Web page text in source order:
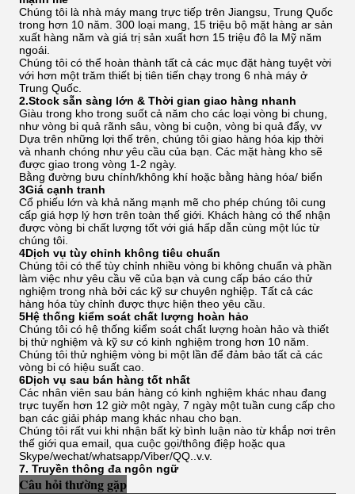
Chúng tôi là nhà máy mang trực tiếp trên Jiangsu, Trung Quốc
trong hơn 10 năm. 300 loại mang, 15 triệu bộ mặt hàng ar sản
xuất hàng năm và giá trị sản xuất hơn 15 triệu đô la Mỹ năm
ngoái.
Chúng tôi có thể hoàn thành tất cả các mục đặt hàng tuyệt vời
với hơn một trăm thiết bị tiên tiến chạy trong 6 nhà máy ở
Trung Quốc.
2.Stock sẵn sàng lớn & Thời gian giao hàng nhanh
Giàu trong kho trong suốt cả năm cho các loại vòng bi chung,
như vòng bi quả rãnh sâu, vòng bi cuộn, vòng bi quả đẩy, vv
Dựa trên những lợi thế trên, chúng tôi giao hàng hóa kịp thời
và nhanh chóng như yêu cầu của bạn. Các mặt hàng kho sẽ
được giao trong vòng 1-2 ngày.
Bằng đường bưu chính/không khí hoặc bằng hàng hóa/ biển
3Giá cạnh tranh
Cổ phiếu lớn và khả năng mạnh mẽ cho phép chúng tôi cung
cấp giá hợp lý hơn trên toàn thế giới. Khách hàng có thể nhận
được vòng bi chất lượng tốt với giá hấp dẫn cùng một lúc từ
chúng tôi.
4Dịch vụ tùy chỉnh không tiêu chuẩn
Chúng tôi có thể tùy chỉnh nhiều vòng bi không chuẩn và phần
làm việc như yêu cầu vẽ của bạn và cung cấp báo cáo thử
nghiệm trong nhà bởi các kỹ sư chuyên nghiệp. Tất cả các
hàng hóa tùy chỉnh được thực hiện theo yêu cầu.
5Hệ thống kiểm soát chất lượng hoàn hảo
Chúng tôi có hệ thống kiểm soát chất lượng hoàn hảo và thiết
bị thử nghiệm và kỹ sư có kinh nghiệm trong hơn 10 năm.
Chúng tôi thử nghiệm vòng bi một lần để đảm bảo tất cả các
vòng bi có hiệu suất cao.
6Dịch vụ sau bán hàng tốt nhất
Các nhân viên sau bán hàng có kinh nghiệm khác nhau đang
trực tuyến hơn 12 giờ một ngày, 7 ngày một tuần cung cấp cho
bạn các giải pháp mang khác nhau cho bạn.
Chúng tôi rất vui khi nhận bất kỳ bình luận nào từ khắp nơi trên
thế giới qua email, qua cuộc gọi/thông điệp hoặc qua
Skype/wechat/whatsapp/Viber/QQ..v.v.
7. Truyền thông đa ngôn ngữ
Câu hỏi thường gặp